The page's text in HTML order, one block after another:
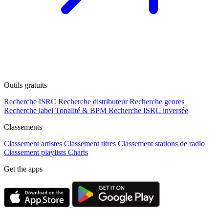
Outils gratuits
Recherche ISRC Recherche distributeur Recherche genres
Recherche label Tonalité & BPM Recherche ISRC inversée
Classements
Classement artistes Classement titres Classement stations de radio
Classement playlists Charts
Get the apps